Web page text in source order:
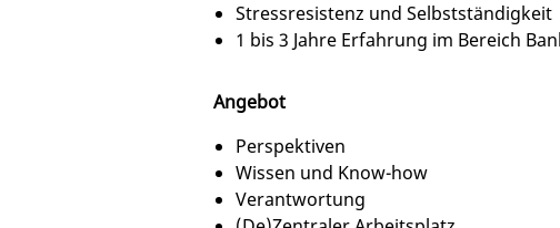
Stressresistenz und Selbstständigkeit
1 bis 3 Jahre Erfahrung im Bereich
Angebot
Perspektiven
Wissen und Know-how
Verantwortung